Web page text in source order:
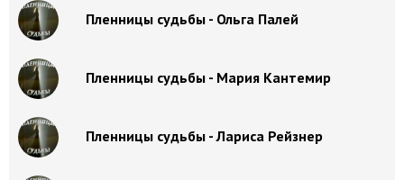
Пленницы судьбы - Ольга Палей
Пленницы судьбы - Мария Кантемир
Пленницы судьбы - Лариса Рейзнер